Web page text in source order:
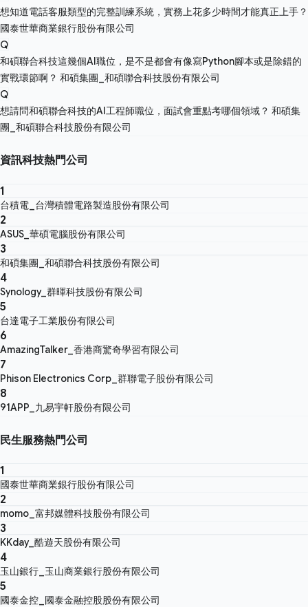
想知道電話客服類型的完整訓練系統，實務上花多少時間才能真正上手？
國泰世華商業銀行股份有限公司
Q
和碩聯合科技這幾個AI職位，是不是都會有像寫Python腳本或是除錯的
實戰環節啊？ 和碩集團_和碩聯合科技股份有限公司
Q
想請問和碩聯合科技的AI工程師職位，面試會重點考哪個領域？ 和碩集
團_和碩聯合科技股份有限公司
資訊科技熱門公司
1
台積電_台灣積體電路製造股份有限公司
2
ASUS_華碩電腦股份有限公司
3
和碩集團_和碩聯合科技股份有限公司
4
Synology_群暉科技股份有限公司
5
台達電子工業股份有限公司
6
AmazingTalker_香港商驚奇學習有限公司
7
Phison Electronics Corp_群聯電子股份有限公司
8
91APP_九易宇軒股份有限公司
民生服務熱門公司
1
國泰世華商業銀行股份有限公司
2
momo_富邦媒體科技股份有限公司
3
KKday_酷遊天股份有限公司
4
玉山銀行_玉山商業銀行股份有限公司
5
國泰金控_國泰金融控股股份有限公司